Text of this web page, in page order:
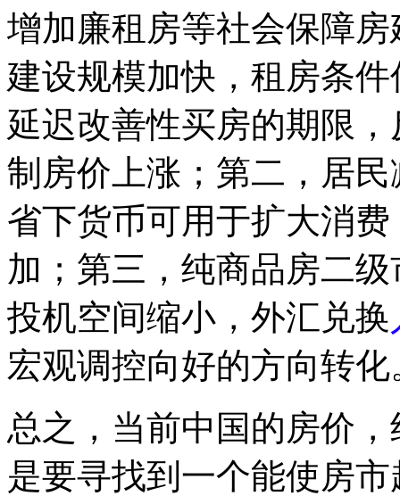
增加廉租房等社会保障
建设规模加快，租房条
延迟改善性买房的期限
制房价上涨；第二，居
省下货币可用于扩大消
加；第三，纯商品房二
投机空间缩小，外汇兑换
宏观调控向好的方向转化
总之，当前中国的房价
是要寻找到一个能使房